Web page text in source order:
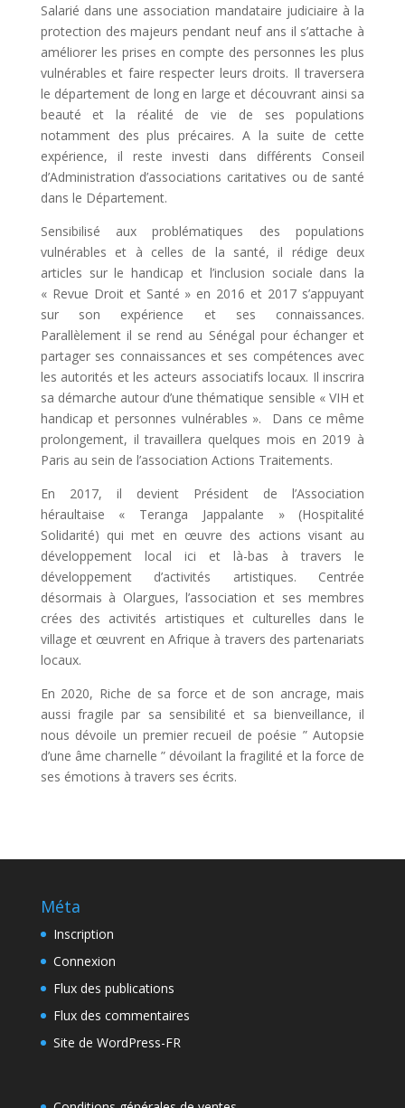
Salarié dans une association mandataire judiciaire à la
protection des majeurs pendant neuf ans il s’attache à
améliorer les prises en compte des personnes les plus
vulnérables et faire respecter leurs droits. Il traversera
le département de long en large et découvrant ainsi sa
beauté et la réalité de vie de ses populations
notamment des plus précaires. A la suite de cette
expérience, il reste investi dans différents Conseil
d’Administration d’associations caritatives ou de santé
dans le Département.
Sensibilisé aux problématiques des populations
vulnérables et à celles de la santé, il rédige deux
articles sur le handicap et l’inclusion sociale dans la
« Revue Droit et Santé » en 2016 et 2017 s’appuyant
sur son expérience et ses connaissances.
Parallèlement il se rend au Sénégal pour échanger et
partager ses connaissances et ses compétences avec
les autorités et les acteurs associatifs locaux. Il inscrira
sa démarche autour d’une thématique sensible « VIH et
handicap et personnes vulnérables ». Dans ce même
prolongement, il travaillera quelques mois en 2019 à
Paris au sein de l’association Actions Traitements.
En 2017, il devient Président de l’Association
héraultaise « Teranga Jappalante » (Hospitalité
Solidarité) qui met en œuvre des actions visant au
développement local ici et là-bas à travers le
développement d’activités artistiques. Centrée
désormais à Olargues, l’association et ses membres
crées des activités artistiques et culturelles dans le
village et œuvrent en Afrique à travers des partenariats
locaux.
En 2020, Riche de sa force et de son ancrage, mais
aussi fragile par sa sensibilité et sa bienveillance, il
nous dévoile un premier recueil de poésie ” Autopsie
d’une âme charnelle ” dévoilant la fragilité et la force de
ses émotions à travers ses écrits.
Méta
Inscription
Connexion
Flux des publications
Flux des commentaires
Site de WordPress-FR